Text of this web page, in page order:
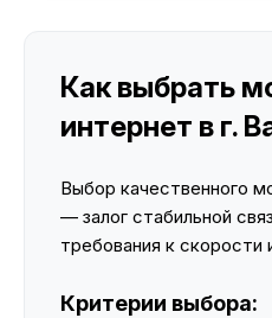
Как выбрать
интернет в г.
Выбор качественного
— залог стабильной
требования к скорости
Критерии выбора: